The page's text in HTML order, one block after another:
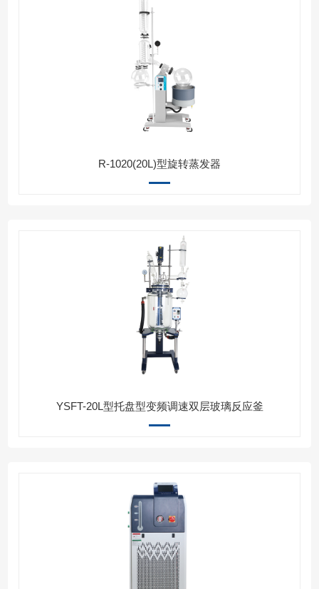
R-1020(20L)型旋转蒸发器
YSFT-20L型托盘型变频调速双层玻璃反应釜